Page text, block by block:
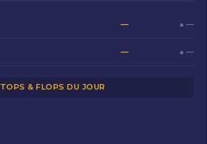
— ● —
— ● —
TOPS & FLOPS DU JOUR